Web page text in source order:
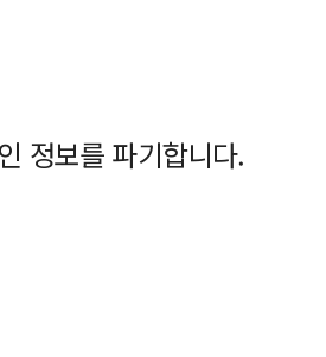
정보를 파기합니다.